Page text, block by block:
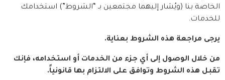
الخاصة بنا (ويُشار إليهما مجتمعين بـ “الشروط”) استخدامك
للخدمات.
يرجى مراجعة هذه الشروط بعناية.
من خلال الوصول إلى أي جزء من الخدمات أو استخدامه، فإنك
تقبل هذه الشروط وتوافق على الالتزام بها قانونياً.